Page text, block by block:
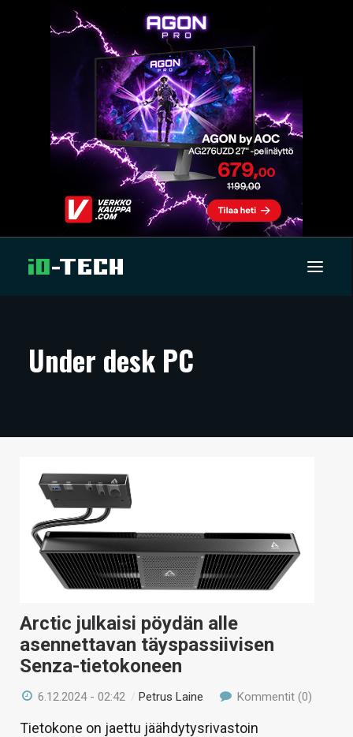
ARTIKKELIT
TECHBBS
TIETOA
HINTA.FI
KAUPPA
VAIHDA TEEMA
HAKU
Under desk PC
Arctic julkaisi pöydän alle
asennettavan täyspassiivisen
Senza-tietokoneen
6.12.2024 - 02:42 /Petrus Laine Kommentit (0)
Tietokone on jaettu jäähdytysrivastoin